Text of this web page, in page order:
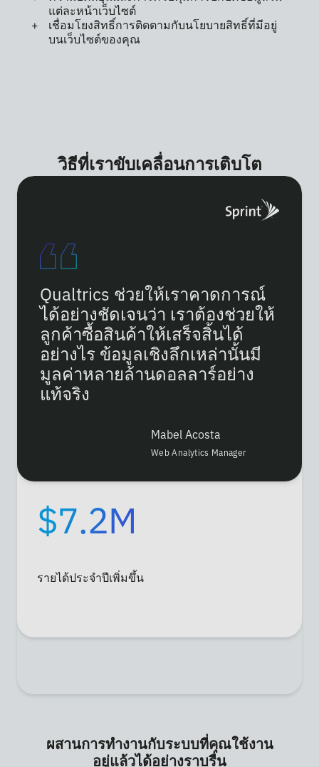
แต่ละหน้าเว็บไซต์
เชื่อมโยงสิทธิ์การติดตามกับนโยบายสิทธิ์ที่มีอยู่
บนเว็บไซต์ของคุณ
วิธีที่เราขับเคลื่อนการเติบโต
Qualtrics ช่วยให้เราคาดการณ์
ได้อย่างชัดเจนว่า เราต้องช่วยให้
ลูกค้าซื้อสินค้าให้เสร็จสิ้นได้
อย่างไร ข้อมูลเชิงลึกเหล่านั้นมี
มูลค่าหลายล้านดอลลาร์อย่าง
แท้จริง
Mabel Acosta
Web Analytics Manager
$7.2M
รายได้ประจำปีเพิ่มขึ้น
ผสานการทำงานกับระบบที่คุณใช้งาน